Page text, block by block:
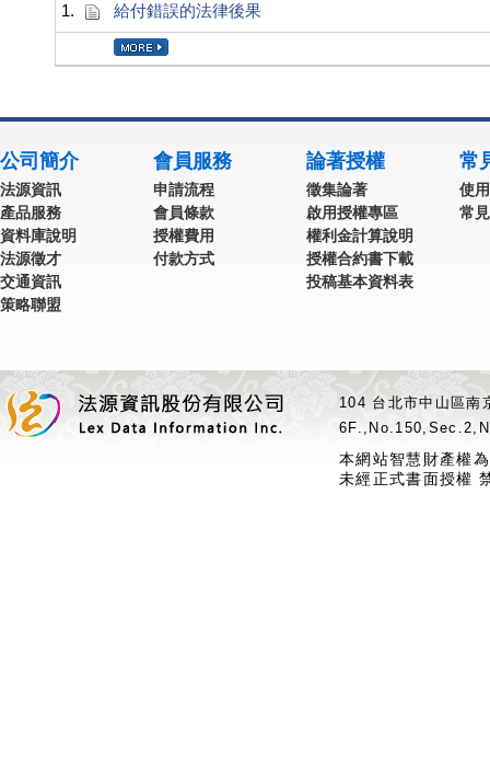
1.
給付錯誤的法律後果
公司簡介
法源資訊
產品服務
資料庫說明
法源徵才
交通資訊
策略聯盟
會員服務
申請流程
會員條款
授權費用
付款方式
論著授權
徵集論著
啟用授權專區
權利金計算說明
授權合約書下載
投稿基本資料表
常
使
常
104 台北市中山區
本網站智慧財產權
未經正式書面授權